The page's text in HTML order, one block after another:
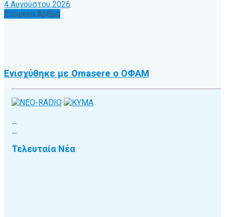
4 Αυγούστου 2026
Επόμενο Άρθρο
Ενισχύθηκε με Omasere ο ΟΦΑΜ
Τελευταία Νέα